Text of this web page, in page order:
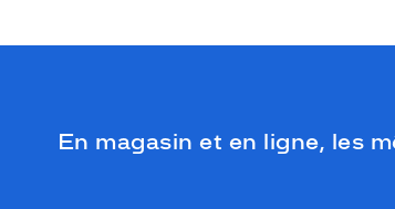
En magasin et en ligne, les